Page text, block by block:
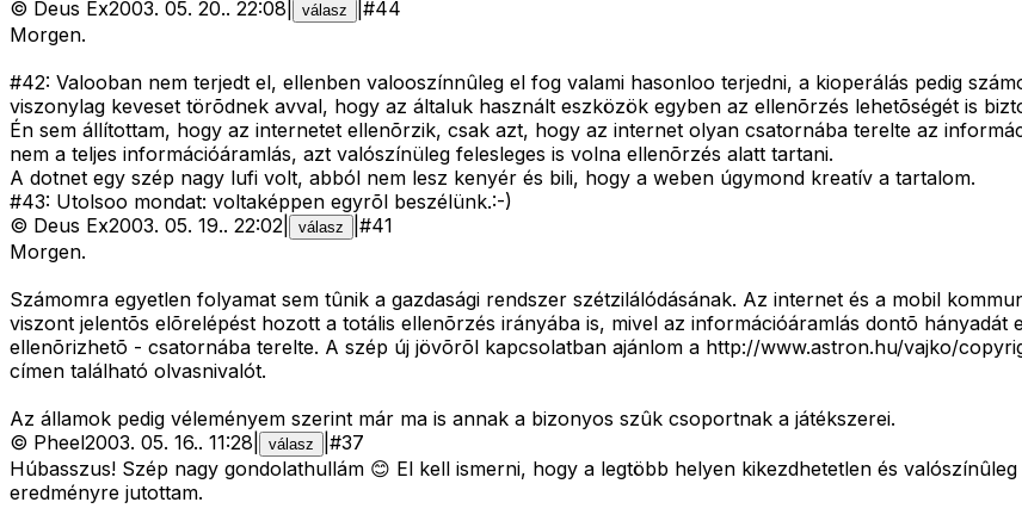
© Deus Ex2003. 05. 20.. 22:08 válasz #44
Morgen.
#42: Valooban nem terjedt el, ellenben valooszínnûleg el fog valami hasonloo terjedni, a kioperálás pedig
viszonylag keveset törõdnek avval, hogy az általuk használt eszközök egyben az ellenõrzés lehetõségét is
Én sem állítottam, hogy az internetet ellenõrzik, csak azt, hogy az internet olyan csatornába terelte az
nem a teljes információáramlás, azt valószínüleg felesleges is volna ellenõrzés alatt tartani.
A dotnet egy szép nagy lufi volt, abból nem lesz kenyér és bili, hogy a weben úgymond kreatív a tartalom.
#43: Utolsoo mondat: voltaképpen egyrõl beszélünk.:-)
© Deus Ex2003. 05. 19.. 22:02 válasz #41
Morgen.
Számomra egyetlen folyamat sem tûnik a gazdasági rendszer szétzilálódásának. Az internet és a mobil
viszont jelentõs elõrelépést hozott a totális ellenõrzés irányába is, mivel az információáramlás dontõ
ellenõrizhetõ - csatornába terelte. A szép új jövõrõl kapcsolatban ajánlom a http://www.astron.hu/vajko/
címen található olvasnivalót.
Az államok pedig véleményem szerint már ma is annak a bizonyos szûk csoportnak a játékszerei.
© Pheel2003. 05. 16.. 11:28 válasz #37
Húbasszus! Szép nagy gondolathullám 😊 El kell ismerni, hogy a legtöbb helyen kikezdhetetlen és
eredményre jutottam.